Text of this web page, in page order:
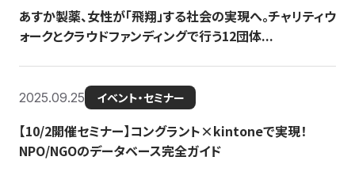
あすか製薬、女性が「飛翔」する社会の実現へ。チャリティウ
ォークとクラウドファンディングで行う12団体...
2025.09.25 イベント・セミナー
【10/2開催セミナー】コングラント×kintoneで実現！
NPO/NGOのデータベース完全ガイド